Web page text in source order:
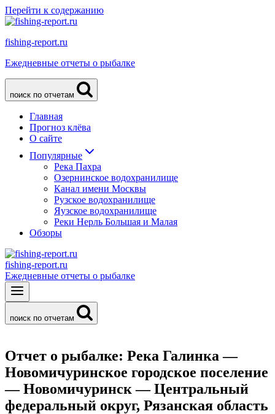
Перейти к содержанию
fishing-report.ru
Ежедневные отчеты о рыбалке
поиск по отчетам
Главная
Прогноз клёва
О сайте
Популярные
Река Пахра
Озернинское водохранилище
Канал имени Москвы
Рузское водохранилище
Яузское водохранилище
Реки Нерль Большая и Малая
Обзоры
fishing-report.ru
Ежедневные отчеты о рыбалке
поиск по отчетам
Отчет о рыбалке: Река Галинка —
Новомичуринское городское поселение
— Новомичуринск — Центральный
федеральный округ, Рязанская область